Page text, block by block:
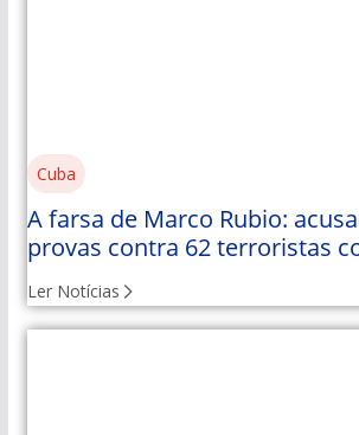
Cuba
A farsa de Marco Rubio:
provas contra 62 terroristas
Ler Notícias